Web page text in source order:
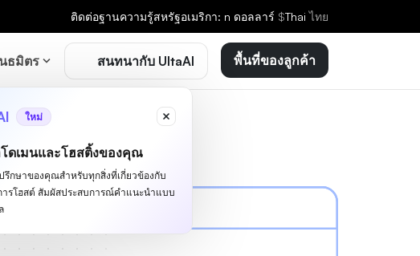
ติดต่อฐานความรู้สหรัฐอเมริกา: n ดอลลาร์ $Thaiไทย
ธมิตร สนทนากับ UltaAI
ใหม่
ดเมนและโฮสติ้งของคุณ
รึกษาของคุณสำหรับทุกสิ่งที่เกี่ยวข้องกับ
ารโฮสต์ สัมผัสประสบการณ์คำแนะนำแบบ
พื้นที่ของลูกค้า